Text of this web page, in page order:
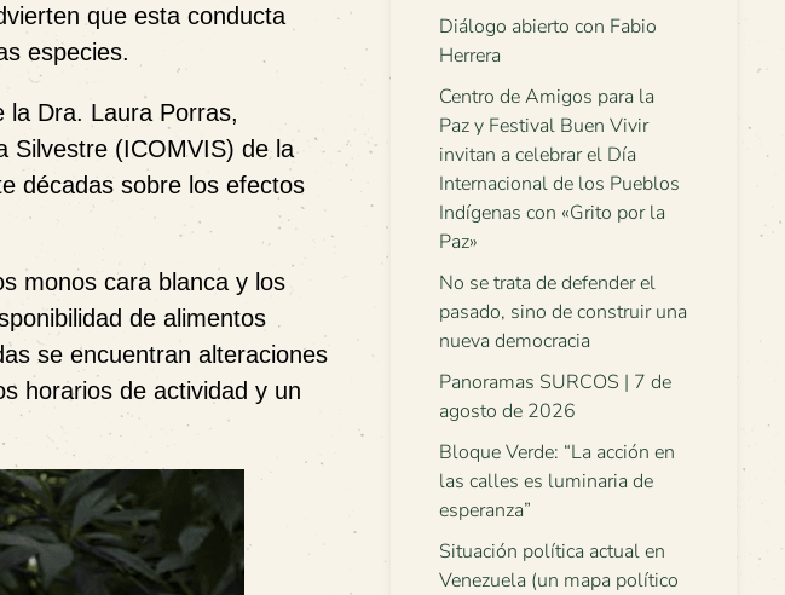
que esta conducta
especies.
la Dra. Laura Porras,
Silvestre (ICOMVIS) de la
décadas sobre los efectos
monos cara blanca y los
de alimentos
se encuentran alteraciones
horarios de actividad y un
Diálogo abierto con Fabio
Herrera
Centro de Amigos para la
Paz y Festival Buen Vivir
invitan a celebrar el Día
Internacional de los Pueblos
Indígenas con «Grito por la
Paz»
No se trata de defender el
pasado, sino de construir una
nueva democracia
Panoramas SURCOS | 7 de
agosto de 2026
Bloque Verde: “La acción en
las calles es luminaria de
esperanza”
Situación política actual en
Venezuela (un mapa político